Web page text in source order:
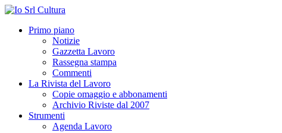
Primo piano
Notizie
Gazzetta Lavoro
Rassegna stampa
Commenti
La Rivista del Lavoro
Copie omaggio e abbonamenti
Archivio Riviste dal 2007
Strumenti
Agenda Lavoro